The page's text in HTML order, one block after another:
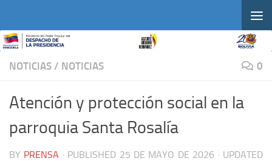
NOTICIAS / NOTICIAS 0
Atención y protección social en la
parroquia Santa Rosalía
BY PRENSA · PUBLISHED 25 DE MAYO DE 2026 · UPDATED